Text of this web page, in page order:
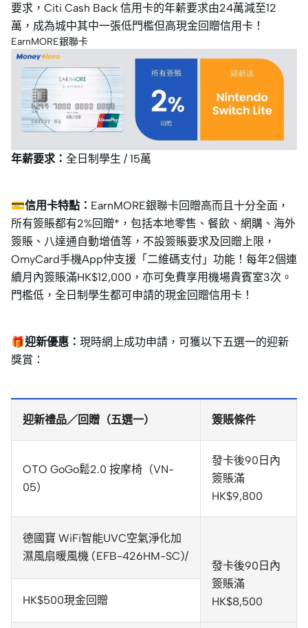
要求，Citi Cash Back 信用卡的年薪要求由24萬減至12
萬，成為城中其中一張低門檻但高現金回贈信用卡！
EarnMORE銀聯卡
年薪要求： 全日制學生 / 15萬
💳信用卡特點： EarnMORE銀聯卡回贈高而且十分全面，
所有簽賬都有2%回贈*，包括本地零售、餐飲、網購、海外
簽賬、八達通自動增值等，不設簽賬要求及回贈上限，
OmyCard手機App仲支援「二維碼支付」功能！每年2個連
續月內簽賬滿HK$12,000，亦可免費享用機場貴賓室3次。
門檻低，全日制學生都可申請的現金回贈信用卡！
🎁迎新優惠： 現時網上成功申請，可獲以下五選一的迎新
獎賞：
迎新禮品／回贈（五選一） 簽賬條件
OTO GoGo鬆2.0 按摩椅（VN-
05）
發卡後90日內
簽賬滿
HK$9,800
德國寶 WiFi智能UVC空氣淨化加
濕風扇暖風機 (EFB-426HM-SC)/
發卡後90日內
簽賬滿
HK$8,500
HK$500現金回贈